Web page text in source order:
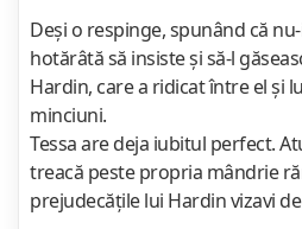
Deşi o respinge, spunând că
hotărâtă să insiste şi să-l
Hardin, care a ridicat între el şi
minciuni.
Tessa are deja iubitul perfect.
treacă peste propria mândrie
prejudecăţile lui Hardin vizavi